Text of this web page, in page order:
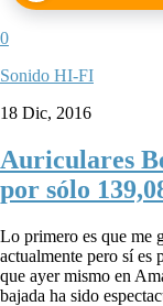
0
Sonido HI-FI
18 Dic, 2016
Auriculares
por sólo
Lo primero es que me
actualmente pero sí es
que ayer mismo en
bajada ha sido